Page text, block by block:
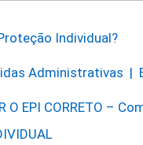
Individual?
Administrativas |
O EPI CORRETO –